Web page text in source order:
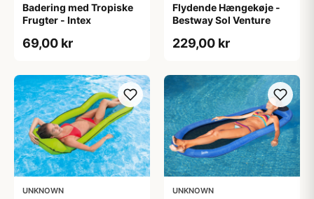
Badering med Tropiske
Frugter - Intex
69,00 kr
Flydende Hængekøje -
Bestway Sol Venture
229,00 kr
UNKNOWN UNKNOWN